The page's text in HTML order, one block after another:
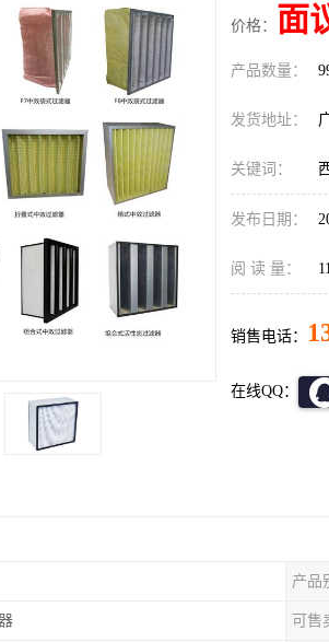
价格： 面
产品数量：
发货地址：
关键词：
发布日期：
阅 读 量：
销售电话：
在线QQ：
产品
可售